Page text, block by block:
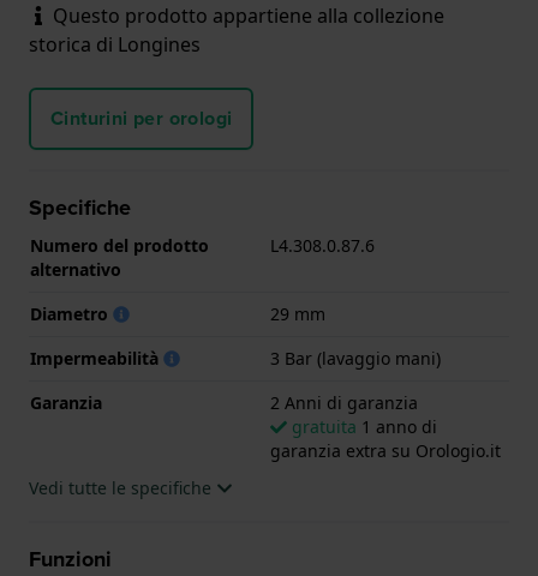
Questo prodotto appartiene alla collezione
storica di Longines
Cinturini per orologi
Specifiche
Numero del prodotto
alternativo
L4.308.0.87.6
Diametro
29 mm
Impermeabilità
3 Bar (lavaggio mani)
Garanzia
2 Anni di garanzia
gratuita 1 anno di
garanzia extra su Orologio.it
Vedi tutte le specifiche
Funzioni